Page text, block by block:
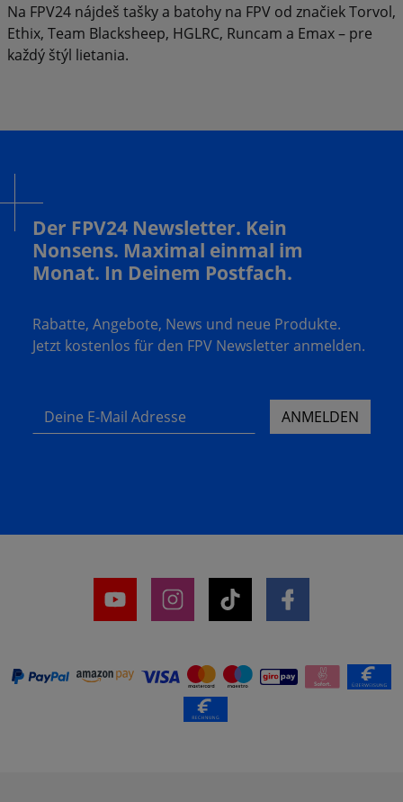
Na FPV24 nájdeš tašky a batohy na FPV od značiek Torvol,
Ethix, Team Blacksheep, HGLRC, Runcam a Emax – pre
každý štýl lietania.
Der FPV24 Newsletter. Kein
Nonsens. Maximal einmal im
Monat. In Deinem Postfach.
Rabatte, Angebote, News und neue Produkte.
Jetzt kostenlos für den FPV Newsletter anmelden.
Deine E-Mail Adresse ANMELDEN